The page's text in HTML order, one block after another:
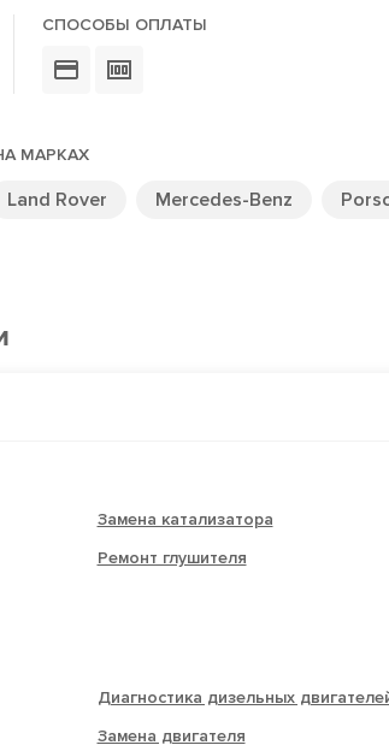
СПОСОБЫ ОПЛАТЫ
МАРКАХ
Land Rover Mercedes-Benz
Замена катализатора
Ремонт глушителя
Диагностика дизельных
Замена двигателя